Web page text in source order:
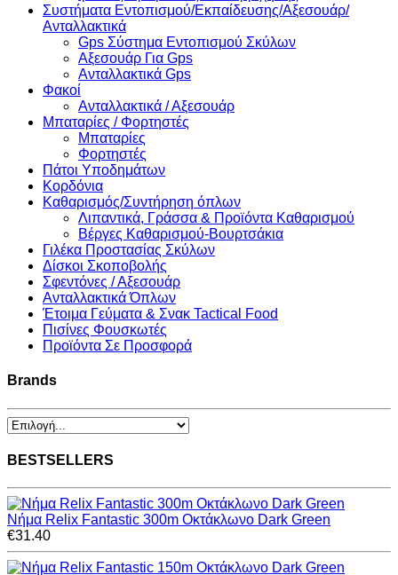
Συστήματα Εντοπισμού/Εκπαίδευσης/Αξεσουάρ/
Ανταλλακτικά
Gps Σύστημα Εντοπισμού Σκύλων
Αξεσουάρ Για Gps
Ανταλλακτικά Gps
Φακοί
Ανταλλακτικά / Αξεσουάρ
Μπαταρίες / Φορτηστές
Μπαταρίες
Φορτηστές
Πάτοι Υποδημάτων
Κορδόνια
Καθαρισμός/Συντήρηση όπλων
Λιπαντικά, Γράσσα & Προϊόντα Καθαρισμού
Βέργες Καθαρισμού-Βουρτσάκια
Γιλέκα Προστασίας Σκύλων
Δίσκοι Σκοποβολής
Σφεντόνες / Αξεσουάρ
Ανταλλακτικά Όπλων
Έτοιμα Γεύματα & Σνακ Tactical Food
Πισίνες Φουσκωτές
Προϊόντα Σε Προσφορά
Brands
BESTSELLERS
Νήμα Relix Fantastic 300m Οκτάκλωνο Dark Green
€31.40